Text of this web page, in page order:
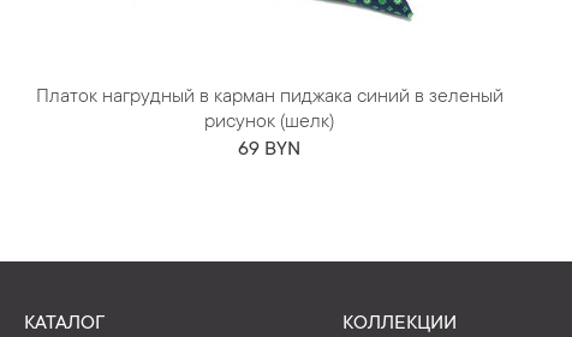
Платок нагрудный в карман пиджака синий в зеленый
рисунок (шелк)
69 BYN
КАТАЛОГ КОЛЛЕКЦИИ